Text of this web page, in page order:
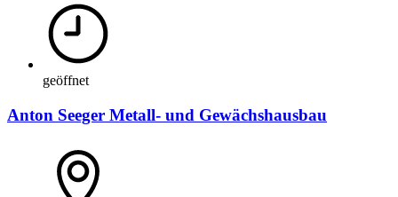
geöffnet
Anton Seeger Metall- und Gewächshausbau